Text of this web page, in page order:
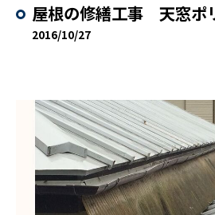
屋根の修繕工事 天窓ポ
2016/10/27